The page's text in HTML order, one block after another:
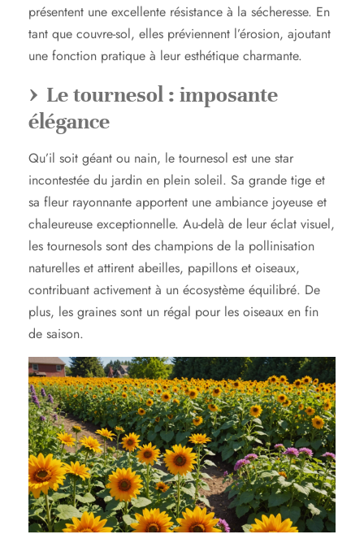
présentent une excellente résistance à la sécheresse. En
tant que couvre-sol, elles préviennent l’érosion, ajoutant
une fonction pratique à leur esthétique charmante.
Le tournesol : imposante
élégance
Qu’il soit géant ou nain, le tournesol est une star
incontestée du jardin en plein soleil. Sa grande tige et
sa fleur rayonnante apportent une ambiance joyeuse et
chaleureuse exceptionnelle. Au-delà de leur éclat visuel,
les tournesols sont des champions de la pollinisation
naturelles et attirent abeilles, papillons et oiseaux,
contribuant activement à un écosystème équilibré. De
plus, les graines sont un régal pour les oiseaux en fin
de saison.